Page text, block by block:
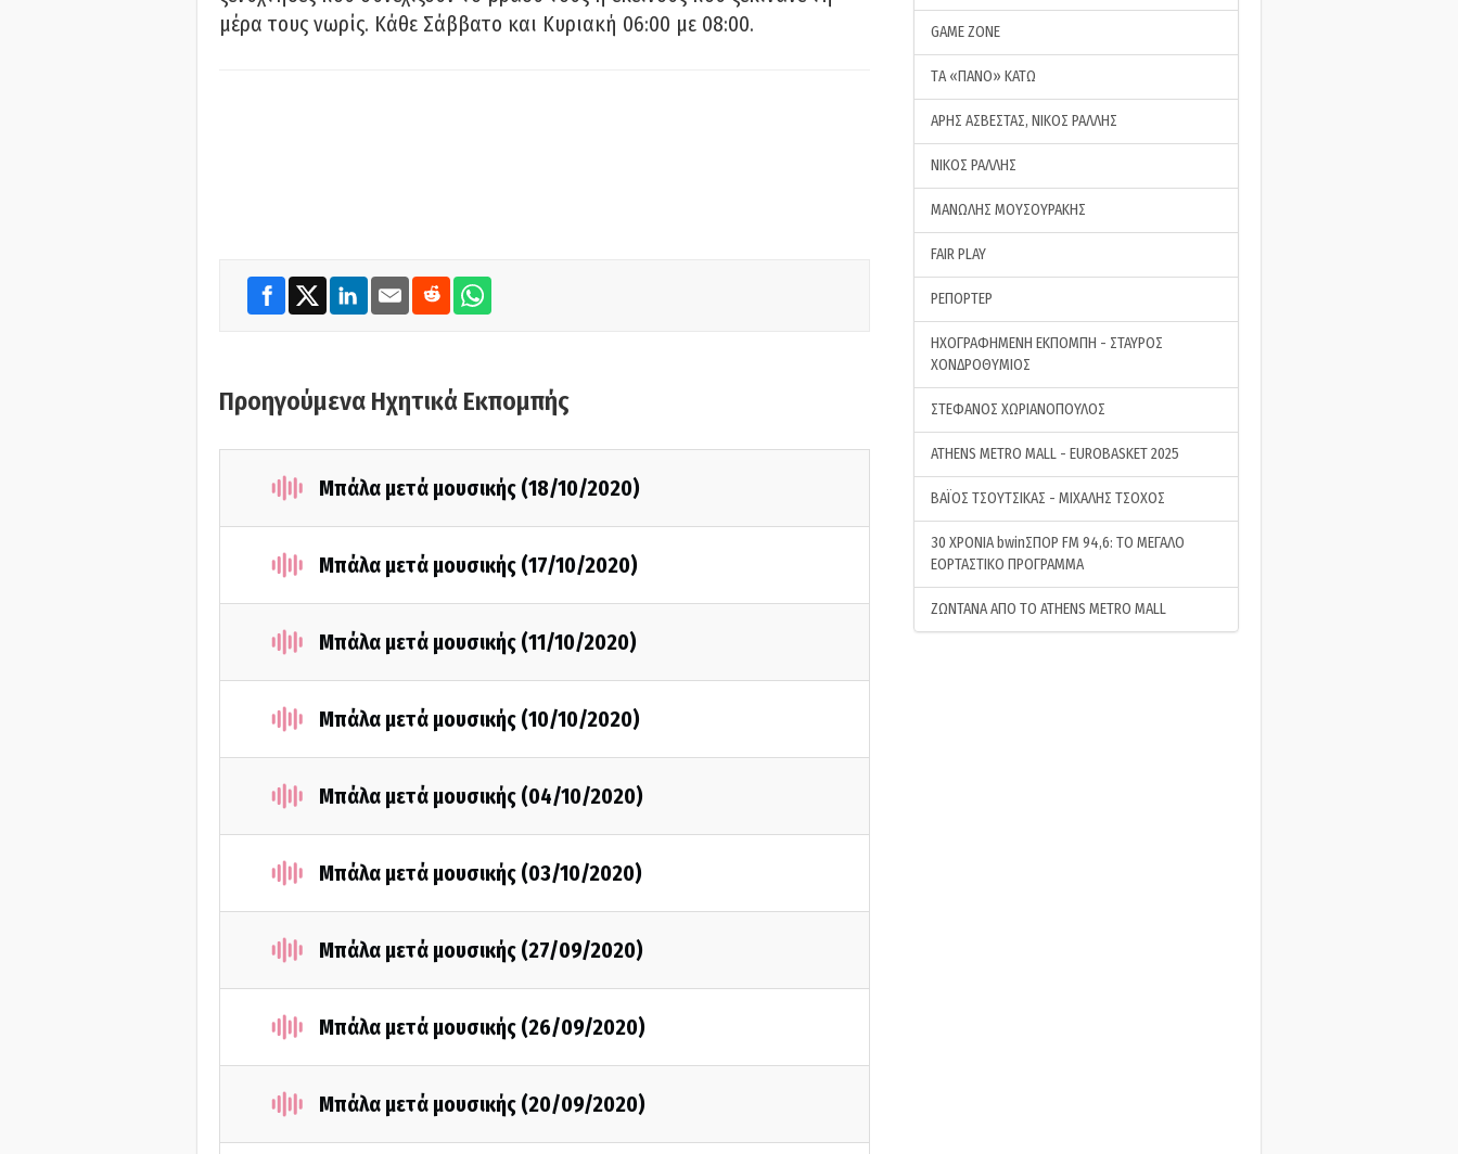
μέρα τους νωρίς. Κάθε Σάββατο και Κυριακή 06:00 με 08:00.
Προηγούμενα Ηχητικά Εκπομπής
Μπάλα μετά μουσικής (18/10/2020)
Μπάλα μετά μουσικής (17/10/2020)
Μπάλα μετά μουσικής (11/10/2020)
Μπάλα μετά μουσικής (10/10/2020)
Μπάλα μετά μουσικής (04/10/2020)
Μπάλα μετά μουσικής (03/10/2020)
Μπάλα μετά μουσικής (27/09/2020)
Μπάλα μετά μουσικής (26/09/2020)
Μπάλα μετά μουσικής (20/09/2020)
GAME ZONE
ΤA «ΠΑΝΟ» ΚΑΤΩ
ΑΡΗΣ ΑΣΒΕΣΤΑΣ, ΝΙΚΟΣ ΡΑΛΛΗΣ
ΝΙΚΟΣ ΡΑΛΛΗΣ
ΜΑΝΩΛΗΣ ΜΟΥΣΟΥΡΑΚΗΣ
FAIR PLAY
ΡΕΠΟΡΤΕΡ
ΗΧΟΓΡΑΦΗΜΕΝΗ ΕΚΠΟΜΠΗ - ΣΤΑΥΡΟΣ
ΧΟΝΔΡΟΘΥΜΙΟΣ
ΣΤΕΦΑΝΟΣ ΧΩΡΙΑΝΟΠΟΥΛΟΣ
ATHENS METRO MALL - EUROBASKET 2025
ΒΑΪΟΣ ΤΣΟΥΤΣΙΚΑΣ - ΜΙΧΑΛΗΣ ΤΣΟΧΟΣ
30 ΧΡΟΝΙΑ bwinΣΠΟΡ FM 94,6: ΤΟ ΜΕΓΑΛΟ
ΕΟΡΤΑΣΤΙΚΟ ΠΡΟΓΡΑΜΜΑ
ΖΩΝΤΑΝΑ ΑΠΟ ΤΟ ATHENS METRO MALL